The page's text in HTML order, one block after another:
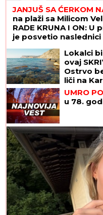
JANJUŠ SA ĆERKOM
na plaži sa Milicom
RADE KRUNA I ON:
je posvetio naslednici
Lokalci
ovaj
Ostrvo
liči na
vraća
UMRO
u 78.